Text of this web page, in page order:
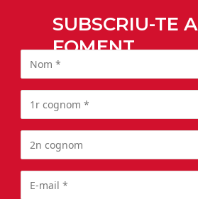
SUBSCRIU-TE A
FOMENT